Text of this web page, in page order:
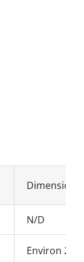
Dimensions
N/D
Environ 200